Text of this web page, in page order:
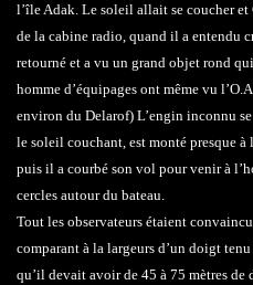
l’île Adak. Le soleil allait se coucher et
de la cabine radio, quand il a entendu
retourné et a vu un grand objet rond
homme d’équipages ont même vu
environ du Delarof) L’engin inconnu
le soleil couchant, est monté presque
puis il a courbé son vol pour venir à
cercles autour du bateau.
Tout les observateurs étaient
comparant à la largeurs d’un doigt
qu’il devait avoir de 45 à 75 mètres de